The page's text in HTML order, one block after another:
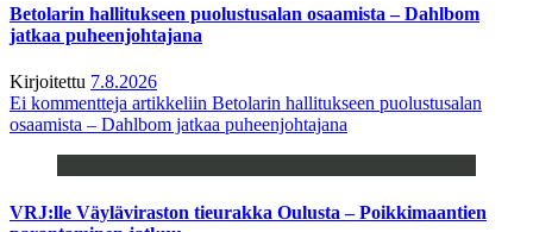
Betolarin hallitukseen puolustusalan osaamista – Dahlbom
jatkaa puheenjohtajana
Kirjoitettu 7.8.2026
Ei kommentteja artikkeliin Betolarin hallitukseen puolustusalan
osaamista – Dahlbom jatkaa puheenjohtajana
VRJ:lle Väyläviraston tieurakka Oulusta – Poikkimaantien